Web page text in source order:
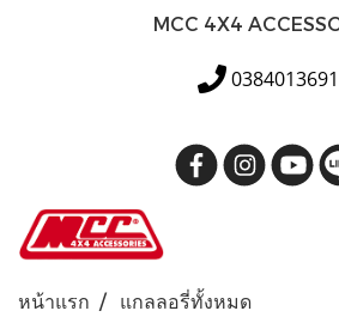
MCC 4X4
0384013691
หน้าแรก
แกลลอรี่ทั้งหมด